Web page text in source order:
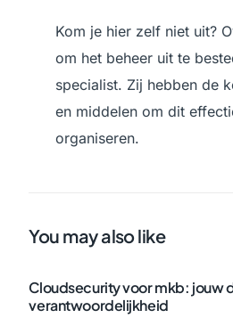
Kom je hier zelf niet uit?
om het beheer uit te
specialist. Zij hebben de
en middelen om dit
organiseren.
You may also like
Cloudsecurity voor mkb: jouw
verantwoordelijkheid